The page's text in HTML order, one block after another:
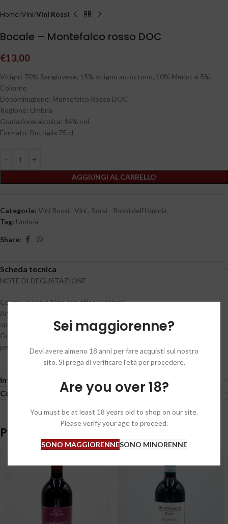
Sei maggiorenne?
Devi avere almeno 18 anni per fare acquisti sul nostro
sito. Si prega di verificare l'età per procedere.
Are you over 18?
You must be at least 18 years old to shop on our site.
Please verify your age to proceed.
SONO MAGGIORENNESONO MINORENNE
Home Vini Vini Rossi
Bocale – Montefalco rosso DOC
€13,00
Vitigni: 70% Sangiovese, 15% vitigno autoctono, 10% Merlot e 5%
Colorino
Denominazione: Montefalco Rosso DOC
Regione: Umbria
Gradazione alcolica: 14% vol.
Formato: Bottiglia 75 cl
AGGIUNGI AL CARRELLO
Categorie: Vini Rossi , Vini , Sorsi - Rossi dell'Umbria
Tag: Umbria
Share:
Scheda tecnica
NOTE DI DEGUSTAZIONE
Colore: rosso rubino con riflessi violacei.
Aroma: profumi tipici di more, ribes e macchia mediterranea, con note
speziate e di vaniglia.
Gusto: vino di buona struttura, armonico, con tannini dolci ed ottima
persistenza gustativa.
Informazioni aggiuntive
Condizioni generali / General conditions
Prodotti correlati